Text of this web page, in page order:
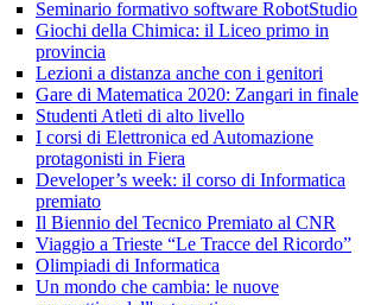
Seminario formativo software RobotStudio
Giochi della Chimica: il Liceo primo in
provincia
Lezioni a distanza anche con i genitori
Gare di Matematica 2020: Zangari in finale
Studenti Atleti di alto livello
I corsi di Elettronica ed Automazione
protagonisti in Fiera
Developer’s week: il corso di Informatica
premiato
Il Biennio del Tecnico Premiato al CNR
Viaggio a Trieste “Le Tracce del Ricordo”
Olimpiadi di Informatica
Un mondo che cambia: le nuove